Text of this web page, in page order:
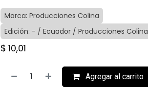
Marca: Producciones Colina
Edición: - / Ecuador / Producciones Colina
$ 10,01
Agregar al carrito